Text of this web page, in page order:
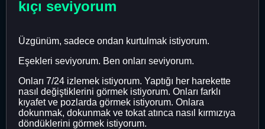
kıçı seviyorum
Üzgünüm, sadece ondan kurtulmak istiyorum.
Eşekleri seviyorum. Ben onları seviyorum.
Onları 7/24 izlemek istiyorum. Yaptığı her harekette
nasıl değiştiklerini görmek istiyorum. Onları farklı
kıyafet ve pozlarda görmek istiyorum. Onlara
dokunmak, dokunmak ve tokat atınca nasıl kırmızıya
döndüklerini görmek istiyorum.